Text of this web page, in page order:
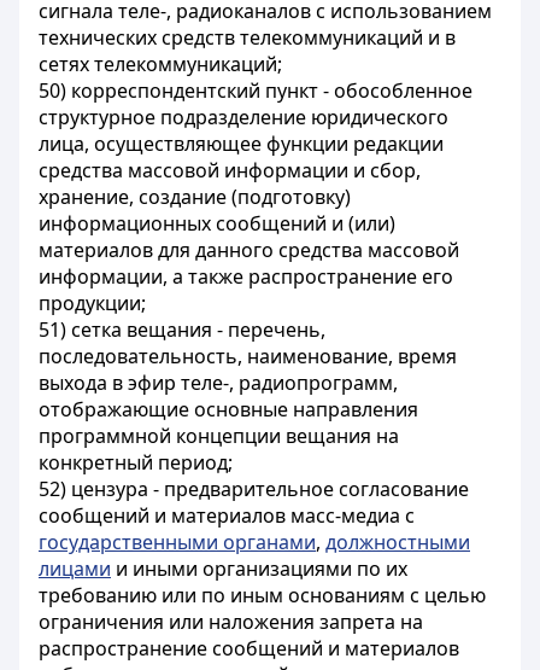
сигнала теле-, радиоканалов с использованием
технических средств телекоммуникаций и в
сетях телекоммуникаций;
50) корреспондентский пункт - обособленное
структурное подразделение юридического
лица, осуществляющее функции редакции
средства массовой информации и сбор,
хранение, создание (подготовку)
информационных сообщений и (или)
материалов для данного средства массовой
информации, а также распространение его
продукции;
51) сетка вещания - перечень,
последовательность, наименование, время
выхода в эфир теле-, радиопрограмм,
отображающие основные направления
программной концепции вещания на
конкретный период;
52) цензура - предварительное согласование
сообщений и материалов масс-медиа с
государственными органами, должностными
лицами и иными организациями по их
требованию или по иным основаниям с целью
ограничения или наложения запрета на
распространение сообщений и материалов